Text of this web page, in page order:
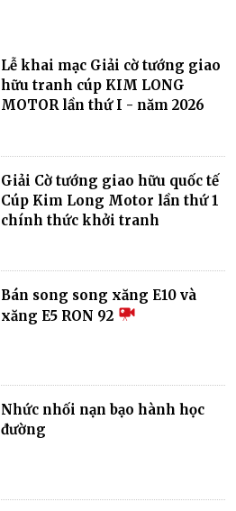
Lễ khai mạc Giải cờ tướng giao
hữu tranh cúp KIM LONG
MOTOR lần thứ I - năm 2026
Giải Cờ tướng giao hữu quốc tế
Cúp Kim Long Motor lần thứ 1
chính thức khởi tranh
Bán song song xăng E10 và
xăng E5 RON 92
Nhức nhối nạn bạo hành học
đường